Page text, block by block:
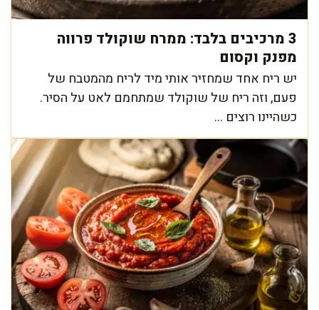
3 מרכיבים בלבד: ממרח שוקולד פרווה
מפנק וקסום
יש ריח אחד שמחזיר אותי מיד לריח מהמטבח של
פעם, וזה ריח של שוקולד שמתחמם לאט על הסיר.
כשהיינו רוצים ...